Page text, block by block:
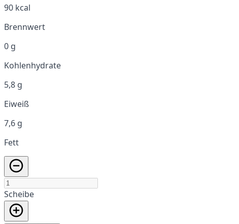
90 kcal
Brennwert
0 g
Kohlenhydrate
5,8 g
Eiweiß
7,6 g
Fett
Scheibe